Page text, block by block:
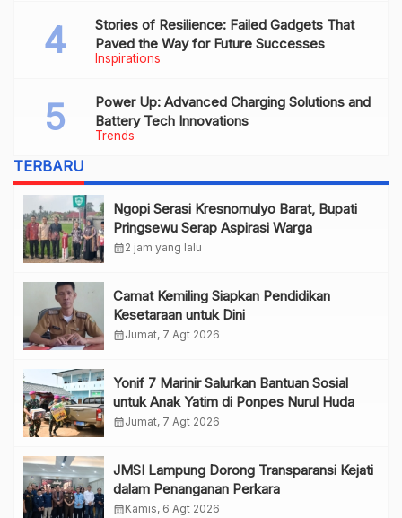
Inspirations
Stories of Resilience: Failed Gadgets That
Paved the Way for Future Successes
Trends
Power Up: Advanced Charging Solutions and
Battery Tech Innovations
TERBARU
Ngopi Serasi Kresnomulyo Barat, Bupati
Pringsewu Serap Aspirasi Warga
calendar_month2 jam yang lalu
Camat Kemiling Siapkan Pendidikan
Kesetaraan untuk Dini
calendar_monthJumat, 7 Agt 2026
Yonif 7 Marinir Salurkan Bantuan Sosial
untuk Anak Yatim di Ponpes Nurul Huda
calendar_monthJumat, 7 Agt 2026
JMSI Lampung Dorong Transparansi Kejati
dalam Penanganan Perkara
calendar_monthKamis, 6 Agt 2026